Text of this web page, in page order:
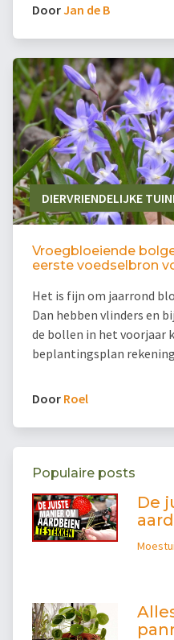
DoorJan de B
DIERVRIENDELIJKE
Vroegbloeiende
eerste voedselbron
Het is fijn om jaarrond
Dan hebben vlinders en
de bollen in het voorjaar
beplantingsplan
Door Roel
Populaire posts
De